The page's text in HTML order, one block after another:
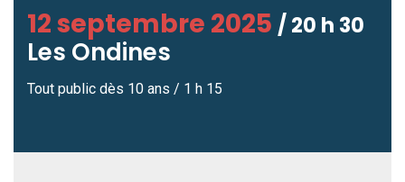
12 septembre 2025 / 20 h 30
Les Ondines
Tout public dès 10 ans / 1 h 15